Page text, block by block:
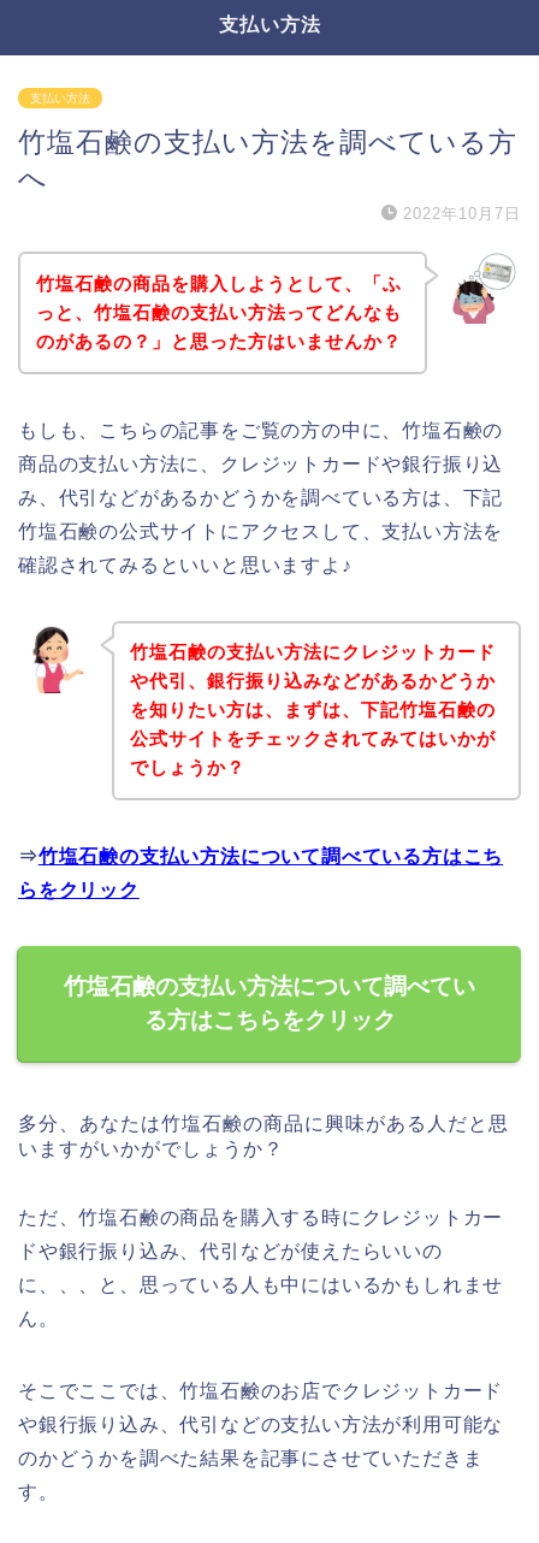
支払い方法
支払い方法
竹塩石鹸の支払い方法を調べている方
へ
2022年10月7日
竹塩石鹸の商品を購入しようとして、「ふ
っと、竹塩石鹸の支払い方法ってどんなも
のがあるの？」と思った方はいませんか？
もしも、こちらの記事をご覧の方の中に、竹塩石鹸の
商品の支払い方法に、クレジットカードや銀行振り込
み、代引などがあるかどうかを調べている方は、下記
竹塩石鹸の公式サイトにアクセスして、支払い方法を
確認されてみるといいと思いますよ♪
竹塩石鹸の支払い方法にクレジットカード
や代引、銀行振り込みなどがあるかどうか
を知りたい方は、まずは、下記竹塩石鹸の
公式サイトをチェックされてみてはいかが
でしょうか？
⇒竹塩石鹸の支払い方法について調べている方はこち
らをクリック
竹塩石鹸の支払い方法について調べてい
る方はこちらをクリック
多分、あなたは竹塩石鹸の商品に興味がある人だと思
いますがいかがでしょうか？
ただ、竹塩石鹸の商品を購入する時にクレジットカー
ドや銀行振り込み、代引などが使えたらいいの
に、、、と、思っている人も中にはいるかもしれませ
ん。
そこでここでは、竹塩石鹸のお店でクレジットカード
や銀行振り込み、代引などの支払い方法が利用可能な
のかどうかを調べた結果を記事にさせていただきま
す。